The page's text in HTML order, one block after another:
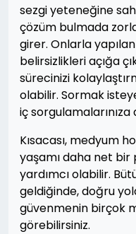
sezgi yeteneğine
çözüm bulmada
girer. Onlarla
belirsizlikleri açığa
sürecinizi
olabilir. Sormak
iç
Kısacası, medyum
yaşamı daha net
yardımcı olabilir.
geldiğinde, doğru
güvenmenin birçok
görebilirsiniz.